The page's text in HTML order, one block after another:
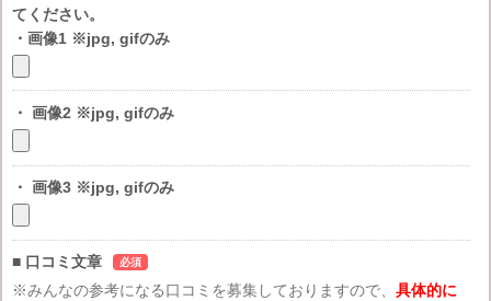
てください。
・画像1 ※jpg, gifのみ
・ 画像2 ※jpg, gifのみ
・ 画像3 ※jpg, gifのみ
■ 口コミ文章 必須
※みんなの参考になる口コミを募集しておりますので、 具体的に